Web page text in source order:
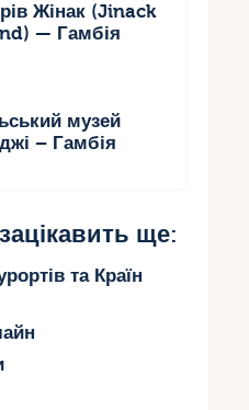
Жінак (Jinack
— Гамбія
музей
– Гамбія
ще:
та Країн